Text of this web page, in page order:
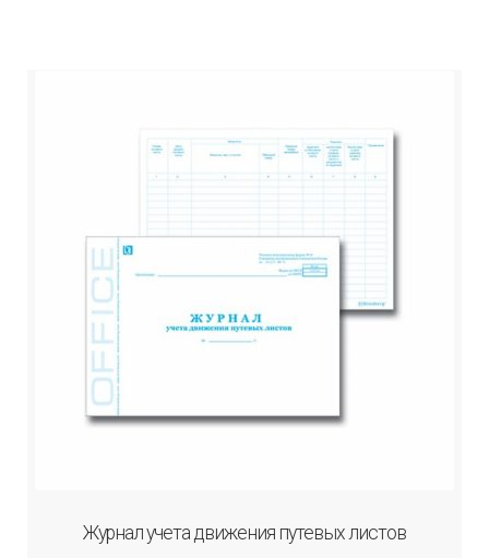
Журнал учета движения путевых листов